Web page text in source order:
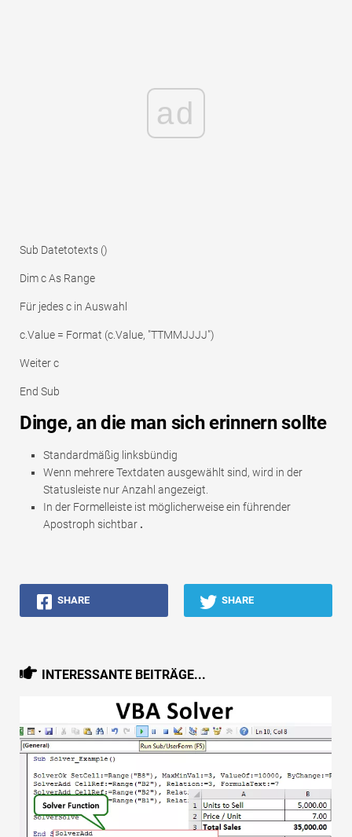
ad
Sub Datetotexts ()
Dim c As Range
Für jedes c in Auswahl
c.Value = Format (c.Value, "TTMMJJJJ")
Weiter c
End Sub
Dinge, an die man sich erinnern sollte
Standardmäßig linksbündig
Wenn mehrere Textdaten ausgewählt sind, wird in der
Statusleiste nur Anzahl angezeigt.
In der Formelleiste ist möglicherweise ein führender
Apostroph sichtbar .
SHARE SHARE
INTERESSANTE BEITRÄGE...